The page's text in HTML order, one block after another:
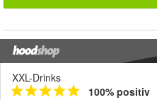
XXL-Drinks
100% positiv